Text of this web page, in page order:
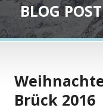
BLOG POST
Brück 2016